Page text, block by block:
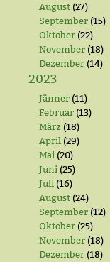
August (27)
September (15)
Oktober (22)
November (18)
Dezember (14)
2023
Jänner (11)
Februar (13)
März (18)
April (29)
Mai (20)
Juni (25)
Juli (16)
August (24)
September (12)
Oktober (25)
November (18)
Dezember (18)